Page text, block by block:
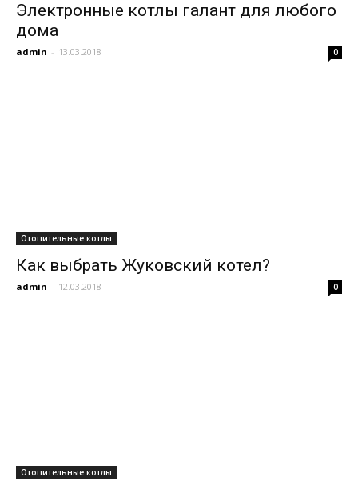
Электронные котлы галант для любого
дома
admin - 13.03.2018 0
Отопительные котлы
Как выбрать Жуковский котел?
admin - 12.03.2018 0
Отопительные котлы